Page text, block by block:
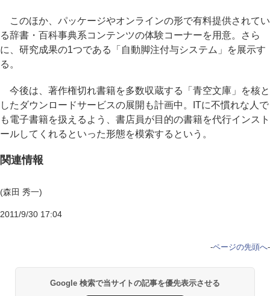
このほか、パッケージやオンラインの形で有料提供されてい
る辞書・百科事典系コンテンツの体験コーナーを用意。さら
に、研究成果の1つである「自動脚注付与システム」を展示す
る。
今後は、著作権切れ書籍を多数収蔵する「青空文庫」を核と
したダウンロードサービスの展開も計画中。ITに不慣れな人で
も電子書籍を扱えるよう、書店員が目的の書籍を代行インスト
ールしてくれるといった形態を模索するという。
関連情報
(森田 秀一)
2011/9/30 17:04
-ページの先頭へ-
Google 検索で当サイトの記事を優先表示させる